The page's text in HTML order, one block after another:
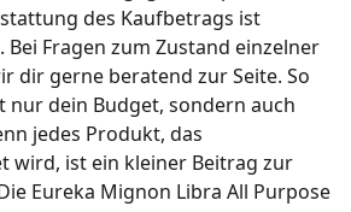
des Kaufbetrags ist
Bei Fragen zum Zustand einzelner
dir gerne beratend zur Seite. So
nur dein Budget, sondern auch
jedes Produkt, das
wird, ist ein kleiner Beitrag zur
Eureka Mignon Libra All Purpose